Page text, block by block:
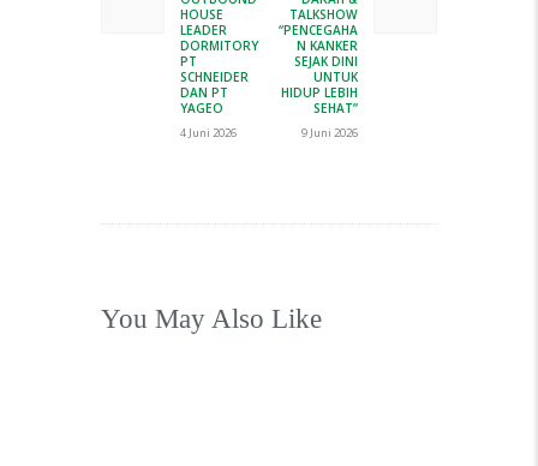
post:
HOUSE
LEADER
DORMITORY
PT
SCHNEIDER
DAN PT
YAGEO
4 Juni 2026
TALKSHOW
“PENCEGAHA
N KANKER
SEJAK DINI
UNTUK
HIDUP LEBIH
SEHAT”
9 Juni 2026
You May Also Like